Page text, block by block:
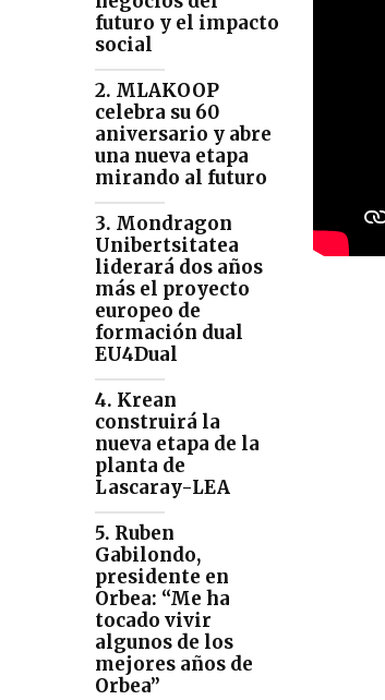
futuro y el impacto
social
2. MLAKOOP
celebra su 60
aniversario y abre
una nueva etapa
mirando al futuro
3. Mondragon
Unibertsitatea
liderará dos años
más el proyecto
europeo de
formación dual
EU4Dual
4. Krean
construirá la
nueva etapa de la
planta de
Lascaray-LEA
5. Ruben
Gabilondo,
presidente en
Orbea: “Me ha
tocado vivir
algunos de los
mejores años de
Orbea”